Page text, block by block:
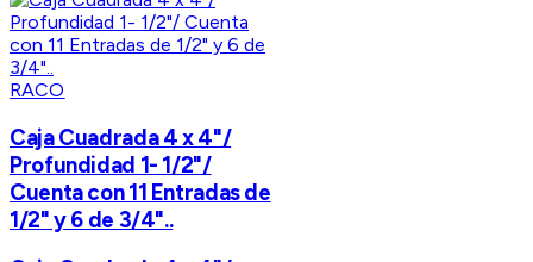
RACO
Caja Cuadrada 4 x 4"/
Profundidad 1- 1/2"/
Cuenta con 11 Entradas de
1/2" y 6 de 3/4"..